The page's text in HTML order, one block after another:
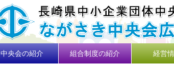
中央会の紹介 組合制度の紹介 経営